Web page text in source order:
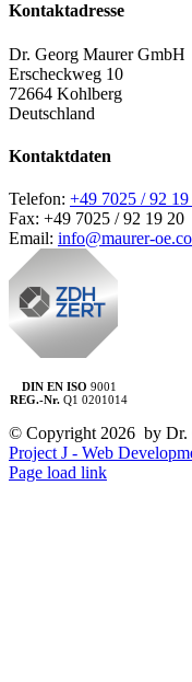
Kontaktadresse
Dr. Georg Maurer GmbH
Erscheckweg 10
72664 Kohlberg
Deutschland
Kontaktdaten
Telefon: +49 7025 / 92 19
Fax: +49 7025 / 92 19 20
Email: info@maurer-
DIN EN ISO 9001
REG.-Nr. Q1 0201014
© Copyright 2026 by Dr.
Project J - Web
Page load link